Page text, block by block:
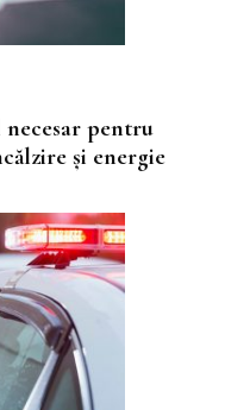
pentru
și energie